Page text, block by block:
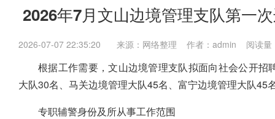
2026年7月文山边境管理支队第一
2026-07-07 22:35:20 来源：网络整理 作者：admin 阅读量
根据工作需要，文山边境管理支队拟面向社会公开
大队30名、马关边境管理大队45名、富宁边境管理大队45
专职辅警身份及所从事工作范围